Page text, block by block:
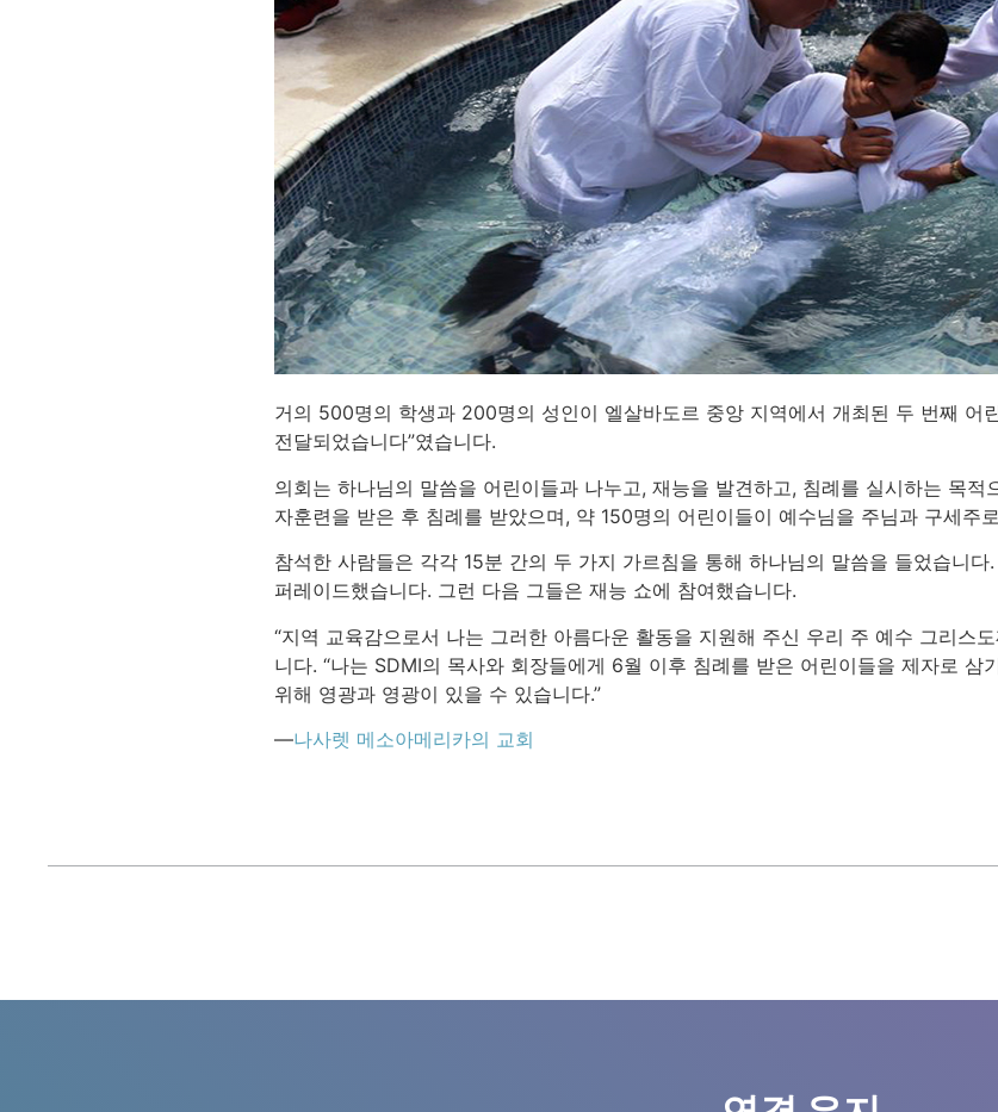
거의 500명의 학생과 200명의 성인이 엘살바도르 중앙 지역에서 개최된 두 번째 어
전달되었습니다”였습니다.
의회는 하나님의 말씀을 어린이들과 나누고, 재능을 발견하고, 침례를 실시하는 목
자훈련을 받은 후 침례를 받았으며, 약 150명의 어린이들이 예수님을 주님과 구세주
참석한 사람들은 각각 15분 간의 두 가지 가르침을 통해 하나님의 말씀을 들었습니
퍼레이드했습니다. 그런 다음 그들은 재능 쇼에 참여했습니다.
“지역 교육감으로서 나는 그러한 아름다운 활동을 지원해 주신 우리 주 예수 그리스
니다. “나는 SDMI의 목사와 회장들에게 6월 이후 침례를 받은 어린이들을 제자로
위해 영광과 영광이 있을 수 있습니다.”
—나사렛 메소아메리카의 교회